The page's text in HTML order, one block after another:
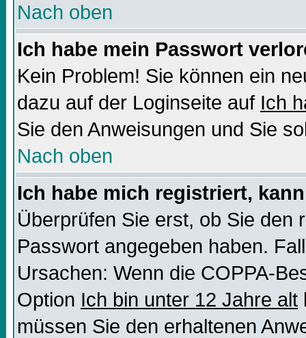
Nach oben
Ich habe mein Passwort
Kein Problem! Sie können ein
dazu auf der Loginseite auf Ich
Sie den Anweisungen und Sie
Nach oben
Ich habe mich registriert,
Überprüfen Sie erst, ob Sie den
Passwort angegeben haben.
Ursachen: Wenn die COPPA-
Option Ich bin unter 12 Jahre alt
müssen Sie den erhaltenen